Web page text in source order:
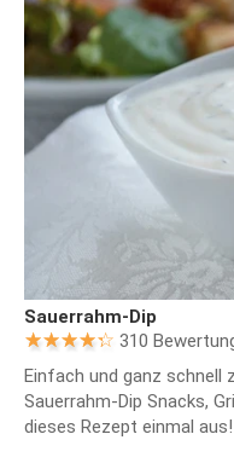
Sauerrahm-Dip
310
Einfach und ganz
Sauerrahm-Dip Snacks,
dieses Rezept einmal aus!